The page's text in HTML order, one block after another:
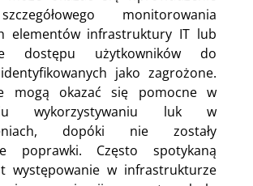
monitorowania
elementów infrastruktury IT lub
dostępu użytkowników do
jako zagrożone.
mogą okazać się pomocne w
wykorzystywaniu luk w
dopóki nie zostały
poprawki. Często spotykaną
występowanie w infrastrukturze